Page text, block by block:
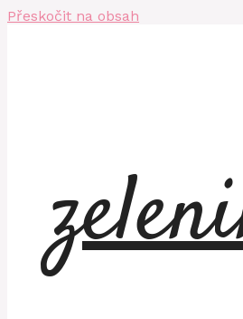
Přeskočit na obsah